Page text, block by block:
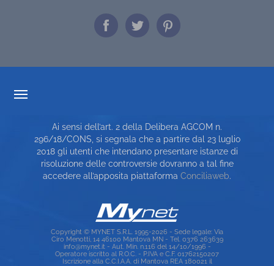
CARTA DEI SERVIZI
TOP RICERCHE
SITE MAP
Ai sensi dell’art. 2 della Delibera AGCOM n.
296/18/CONS, si segnala che a partire dal 23 luglio
2018 gli utenti che intendano presentare istanze di
risoluzione delle controversie dovranno a tal fine
accedere all’apposita piattaforma Conciliaweb.
Copyright © MYNET S.R.L. 1995-2026 - Sede legale: Via
Ciro Menotti, 14 46100 Mantova MN - Tel. 0376 263639
info@mynet.it - Aut. Min. n.116 del 14/10/1996 -
Operatore iscritto al R.O.C. - P.IVA e C.F. 01762150207
Iscrizione alla C.C.I.A.A. di Mantova REA 180021 il